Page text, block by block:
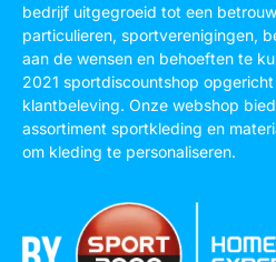
bedrijf uitgegroeid tot een
particulieren, sportverenigingen,
aan de wensen en behoeften te
2021 sportdiscountshop
klantbeleving. Onze webshop
assortiment sportkleding en
om kleding te personaliseren.